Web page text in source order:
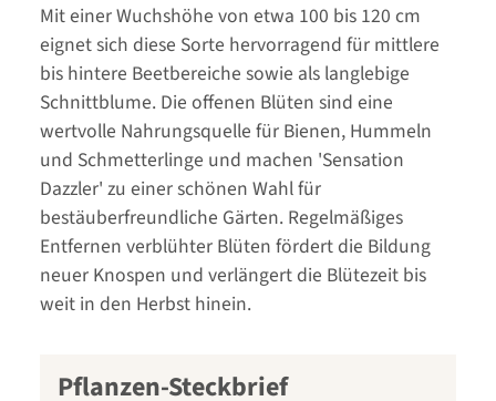
Mit einer Wuchshöhe von etwa 100 bis 120 cm
eignet sich diese Sorte hervorragend für mittlere
bis hintere Beetbereiche sowie als langlebige
Schnittblume. Die offenen Blüten sind eine
wertvolle Nahrungsquelle für Bienen, Hummeln
und Schmetterlinge und machen 'Sensation
Dazzler' zu einer schönen Wahl für
bestäuberfreundliche Gärten. Regelmäßiges
Entfernen verblühter Blüten fördert die Bildung
neuer Knospen und verlängert die Blütezeit bis
weit in den Herbst hinein.
Pflanzen-Steckbrief